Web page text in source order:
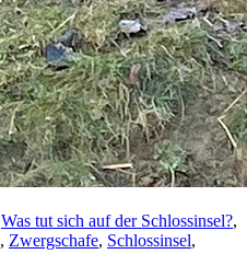
Was tut sich auf der Schlossinsel?,
, Zwergschafe, Schlossinsel,